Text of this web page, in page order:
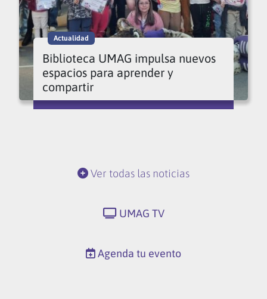
Actualidad
Biblioteca UMAG impulsa nuevos
espacios para aprender y
compartir
Ver todas las noticias
UMAG TV
Agenda tu evento